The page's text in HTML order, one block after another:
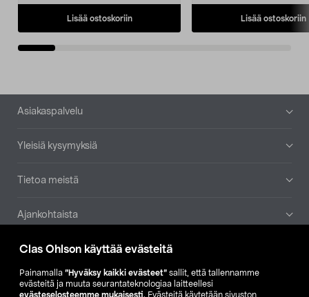
Clas Ohlson käyttää evästeitä
Painamalla ”Hyväksy kaikki evästeet” sallit, että tallennamme
evästeitä ja muuta seurantateknologiaa laitteellesi
evästeselosteemme mukaisesti. Evästeitä käytetään sivuston
Lisää ostoskoriin Lisää ostoskoriin
Alatunniste
Asiakaspalvelu
Yleisiä kysymyksiä
Tietoa meistä
Ajankohtaista
Muut yrityksemme
Etsi myymälä